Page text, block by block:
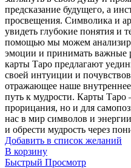
предсказание будущего, а
просвещения. Символика и
увидеть глубокие понятия и
помощью мы можем
эмоции и принимать важные
карты Таро предлагают
своей интуиции и
отражающее наше
путь к мудрости. Карты Таро
прорицания, но и для
нас в мир символов и
и обрести мудрость через
Добавить в список желаний
В корзину
Быстрый Просмотр